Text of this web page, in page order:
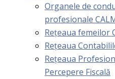
Organele de
profesionale
Rețeaua femeilor
Rețeaua
Rețeaua
Percepere Fiscală